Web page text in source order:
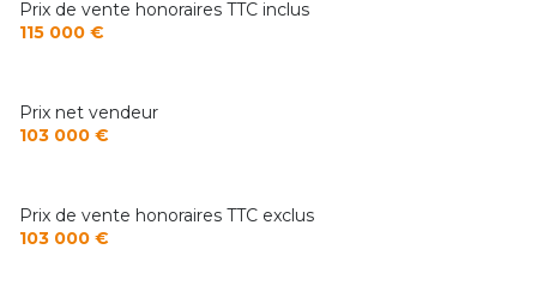
Prix de vente honoraires TTC inclus
115 000 €
Prix net vendeur
103 000 €
Prix de vente honoraires TTC exclus
103 000 €